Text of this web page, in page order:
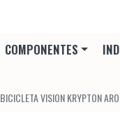
COMPONENTES
BICICLETA VISION KRYPTON